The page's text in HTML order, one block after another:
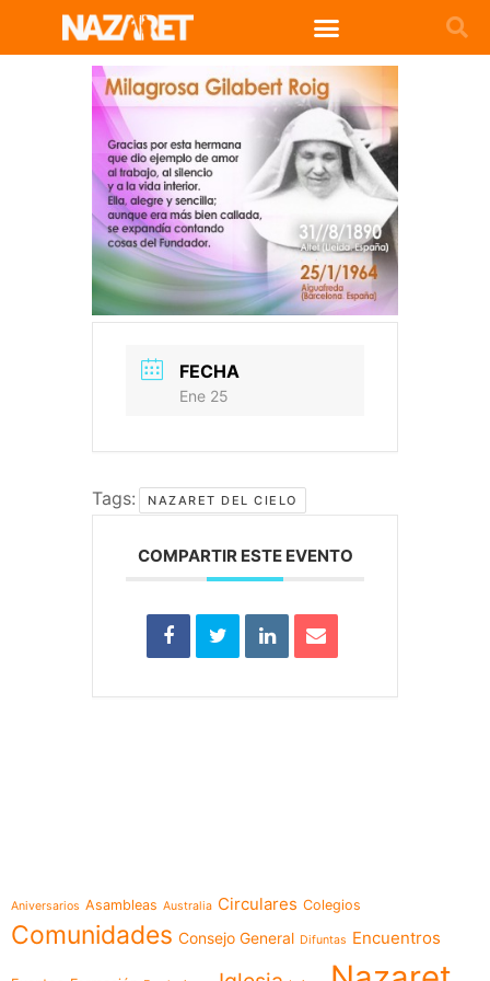
FECHA
Ene 25
Tags: NAZARET DEL CIELO
COMPARTIR ESTE EVENTO
Aniversarios Asambleas Australia Circulares Colegios
Comunidades Consejo General Difuntas Encuentros